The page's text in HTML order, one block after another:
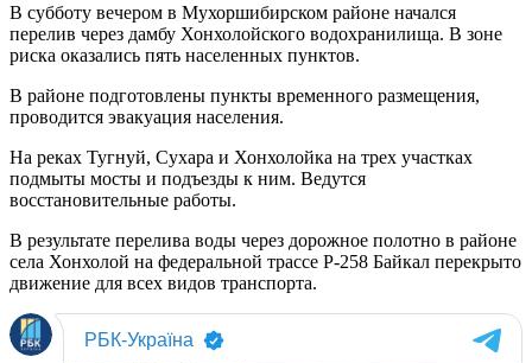
В субботу вечером в Мухоршибирском районе начался
перелив через дамбу Хонхолойского водохранилища. В зоне
риска оказались пять населенных пунктов.
В районе подготовлены пункты временного размещения,
проводится эвакуация населения.
На реках Тугнуй, Сухара и Хонхолойка на трех участках
подмыты мосты и подъезды к ним. Ведутся
восстановительные работы.
В результате перелива воды через дорожное полотно в районе
села Хонхолой на федеральной трассе Р-258 Байкал перекрыто
движение для всех видов транспорта.